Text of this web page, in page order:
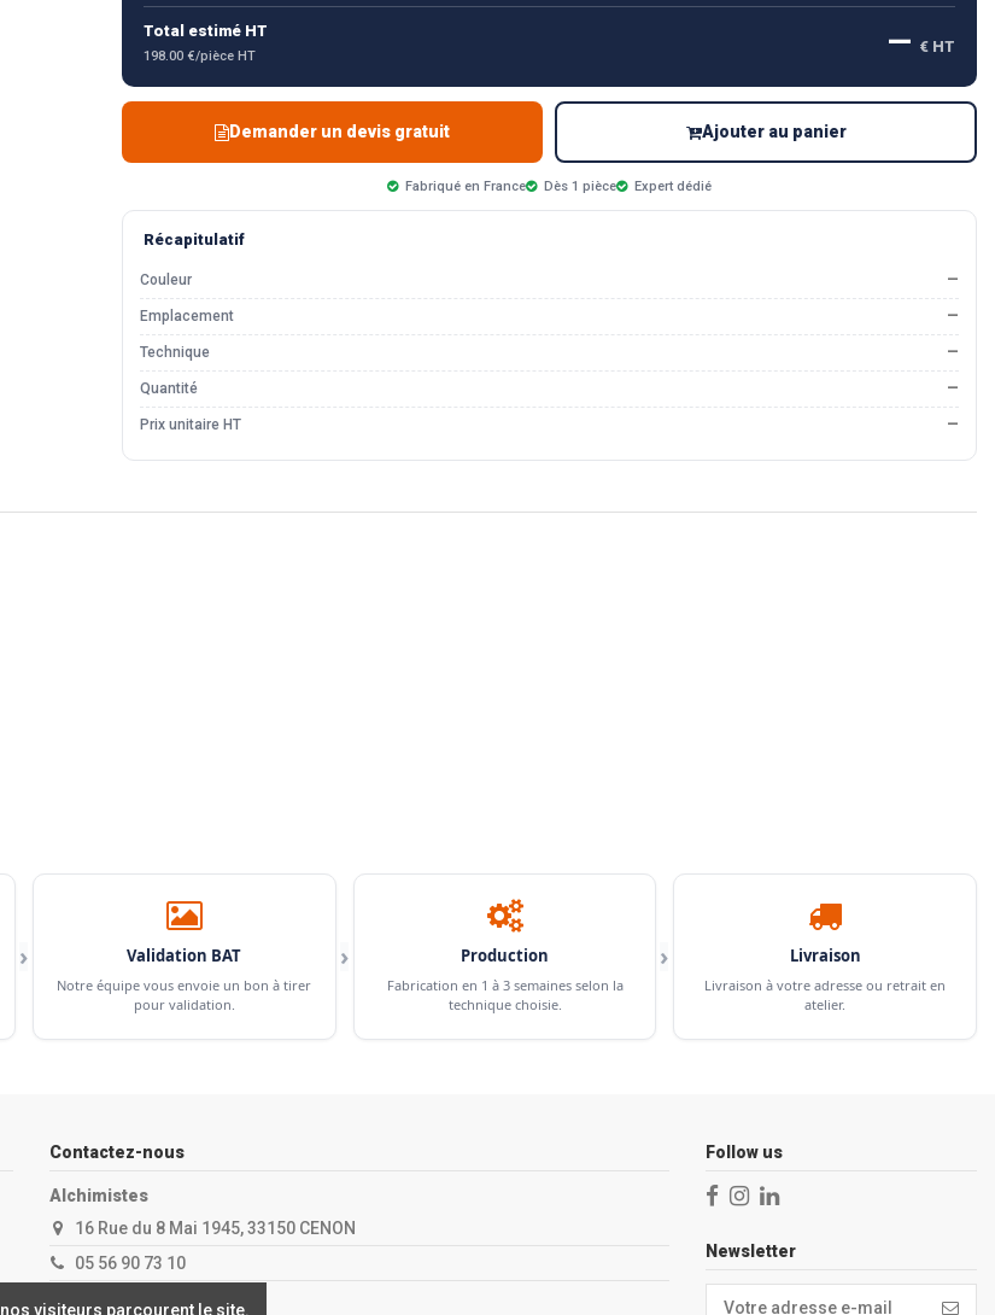
Total estimé HT
198.00 €/pièce HT — € HT
Demander un devis gratuit Ajouter au panier
Fabriqué en France Dès 1 pièce Expert dédié
Récapitulatif
Couleur —
Emplacement —
Technique —
Quantité —
Prix unitaire HT —
› Validation BAT
Notre équipe vous envoie un bon à tirer
pour validation.
› Production
Fabrication en 1 à 3 semaines selon la
technique choisie.
› Livraison
Livraison à votre adresse ou retrait en
atelier.
Contactez-nous
Alchimistes
16 Rue du 8 Mai 1945, 33150 CENON
05 56 90 73 10
contact@alchimistes.fr
Follow us
Newsletter
visiteurs parcourent le site.